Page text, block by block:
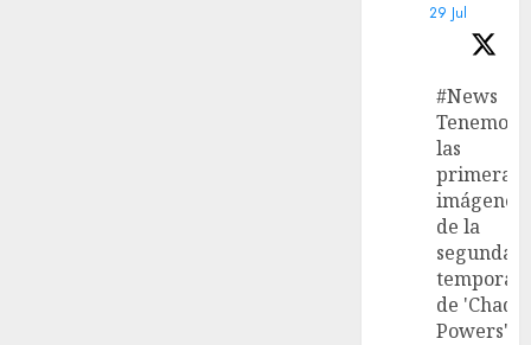
29 Jul
#News
Tenemos
las
primeras
imágenes
de la
segunda
de 'Chad
Powers'.